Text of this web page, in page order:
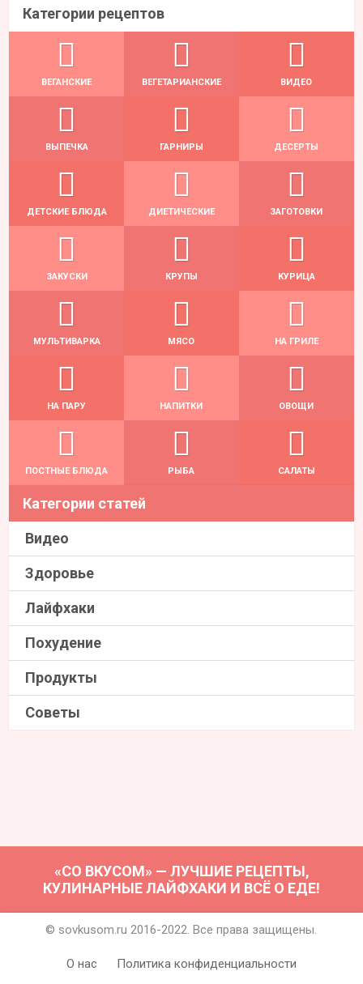
Категории рецептов
ВЕГАНСКИЕ ВЕГЕТАРИАНСКИЕ ВИДЕО
ВЫПЕЧКА ГАРНИРЫ ДЕСЕРТЫ
ДЕТСКИЕ БЛЮДА ДИЕТИЧЕСКИЕ ЗАГОТОВКИ
ЗАКУСКИ КРУПЫ КУРИЦА
МУЛЬТИВАРКА МЯСО НА ГРИЛЕ
НА ПАРУ НАПИТКИ ОВОЩИ
ПОСТНЫЕ БЛЮДА РЫБА САЛАТЫ
Категории статей
Видео
Здоровье
Лайфхаки
Похудение
Продукты
Советы
«СО ВКУСОМ» — ЛУЧШИЕ РЕЦЕПТЫ,
КУЛИНАРНЫЕ ЛАЙФХАКИ И ВСЁ О ЕДЕ!
© sovkusom.ru 2016-2022. Все права защищены.
О нас Политика конфиденциальности